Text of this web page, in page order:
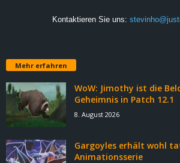
Kontaktieren Sie uns:
Mehr erfahren
WoW: Jimothy ist die
Geheimnis in Patch 12.1
8. August 2026
Gargoyles erhält wohl
Animationsserie